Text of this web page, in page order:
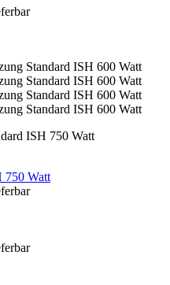
750 Watt